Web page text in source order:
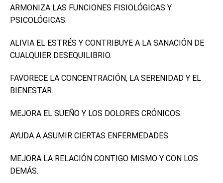
ARMONIZA LAS FUNCIONES FISIOLÓGICAS Y
PSICOLÓGICAS.
ALIVIA EL ESTRÉS Y CONTRIBUYE A LA SANACIÓN DE
CUALQUIER DESEQUILIBRIO.
FAVORECE LA CONCENTRACIÓN, LA SERENIDAD Y EL
BIENESTAR.
MEJORA EL SUEÑO Y LOS DOLORES CRÓNICOS.
AYUDA A ASUMIR CIERTAS ENFERMEDADES.
MEJORA LA RELACIÓN CONTIGO MISMO Y CON LOS
DEMÁS.